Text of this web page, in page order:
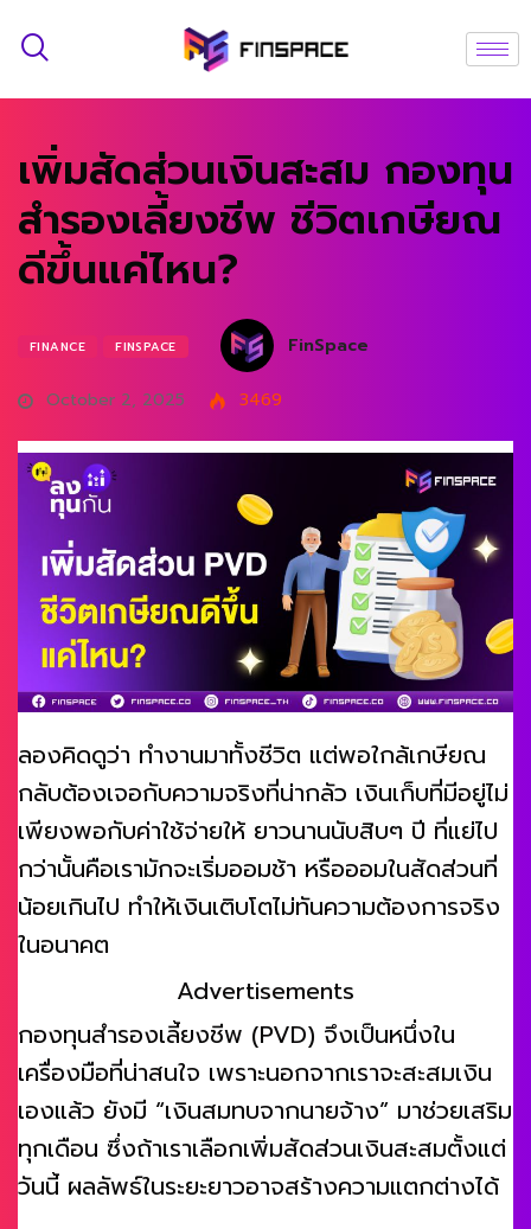
เพิ่มสัดส่วนเงินสะสม กองทุน
สำรองเลี้ยงชีพ ชีวิตเกษียณ
ดีขึ้นแค่ไหน?
FINANCE FINSPACE FinSpace
October 2, 2025 3469
ลองคิดดูว่า ทำงานมาทั้งชีวิต แต่พอใกล้เกษียณ
กลับต้องเจอกับความจริงที่น่ากลัว เงินเก็บที่มีอยู่ไม่
เพียงพอกับค่าใช้จ่ายให้ ยาวนานนับสิบๆ ปี ที่แย่ไป
กว่านั้นคือเรามักจะเริ่มออมช้า หรือออมในสัดส่วนที่
น้อยเกินไป ทำให้เงินเติบโตไม่ทันความต้องการจริง
ในอนาคต
Advertisements
กองทุนสำรองเลี้ยงชีพ (PVD) จึงเป็นหนึ่งใน
เครื่องมือที่น่าสนใจ เพราะนอกจากเราจะสะสมเงิน
เองแล้ว ยังมี “เงินสมทบจากนายจ้าง” มาช่วยเสริม
ทุกเดือน ซึ่งถ้าเราเลือกเพิ่มสัดส่วนเงินสะสมตั้งแต่
วันนี้ ผลลัพธ์ในระยะยาวอาจสร้างความแตกต่างได้